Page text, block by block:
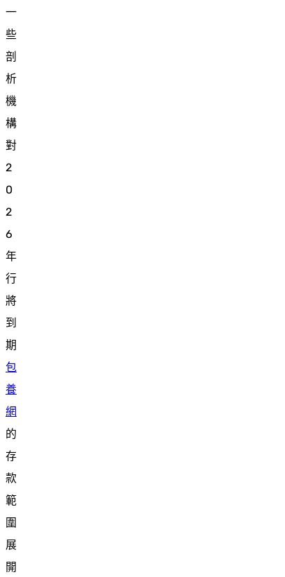
一
些
剖
析
機
構
對
2
0
2
6
年
行
將
到
期
包
養
網
的
存
款
範
圍
展
開